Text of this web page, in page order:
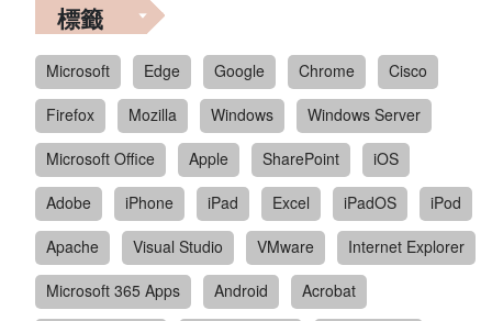
標籤
Microsoft Edge Google Chrome
Cisco
Firefox
Mozilla Windows
Windows Server
Microsoft Office
Apple SharePoint
iOS
Adobe
iPhone iPad Excel iPadOS
iPod
Apache
Visual Studio VMware
Internet Explorer
Microsoft 365 Apps
Android
Acrobat